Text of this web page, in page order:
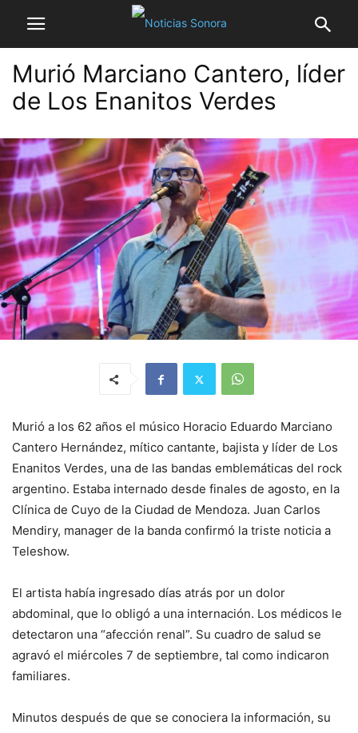
Murió Marciano Cantero, líder
de Los Enanitos Verdes
Murió a los 62 años el músico Horacio Eduardo Marciano
Cantero Hernández, mítico cantante, bajista y líder de Los
Enanitos Verdes, una de las bandas emblemáticas del rock
argentino. Estaba internado desde finales de agosto, en la
Clínica de Cuyo de la Ciudad de Mendoza. Juan Carlos
Mendiry, manager de la banda confirmó la triste noticia a
Teleshow.
El artista había ingresado días atrás por un dolor
abdominal, que lo obligó a una internación. Los médicos le
detectaron una “afección renal”. Su cuadro de salud se
agravó el miércoles 7 de septiembre, tal como indicaron
familiares.
Minutos después de que se conociera la información, su